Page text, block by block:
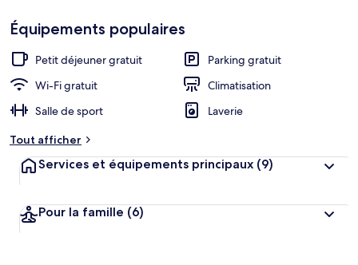
Équipements populaires
Petit déjeuner gratuit
Parking gratuit
Wi-Fi gratuit
Climatisation
Salle de sport
Laverie
Tout afficher
Services et équipements principaux (9)
Pour la famille (6)